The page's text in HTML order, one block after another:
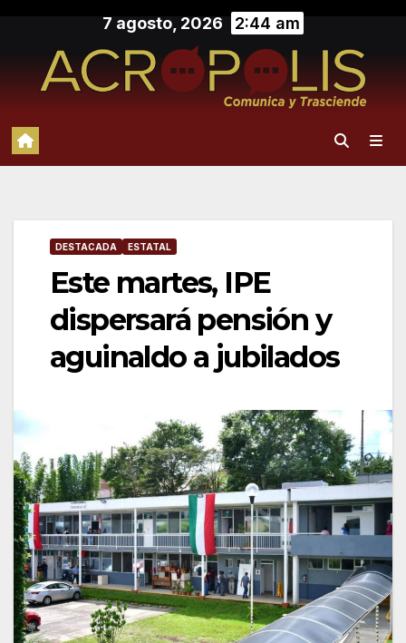
contenido
7 agosto, 2026 2:44 am
DESTACADA ESTATAL
Este martes, IPE
dispersará pensión y
aguinaldo a jubilados